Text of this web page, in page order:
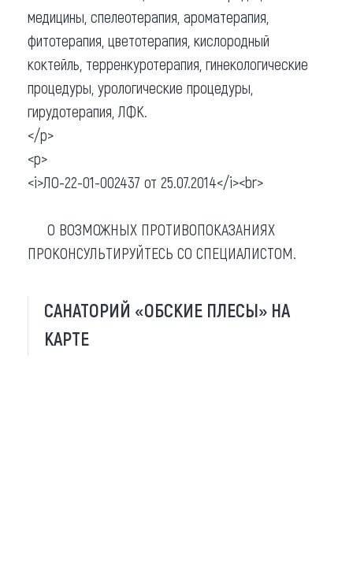
медицины, спелеотерапия, ароматерапия,
фитотерапия, цветотерапия, кислородный
коктейль, терренкуротерапия, гинекологические
процедуры, урологические процедуры,
гирудотерапия, ЛФК.
</p>
<p>
<i>ЛО-22-01-002437 от 25.07.2014</i><br>
О ВОЗМОЖНЫХ ПРОТИВОПОКАЗАНИЯХ
ПРОКОНСУЛЬТИРУЙТЕСЬ СО СПЕЦИАЛИСТОМ.
САНАТОРИЙ «ОБСКИЕ ПЛЕСЫ» НА
КАРТЕ